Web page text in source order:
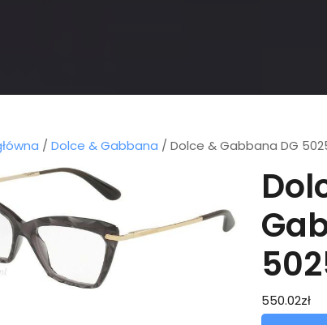
/ Dolce & Gabbana / Dolce & Gabbana DG
550.02zł